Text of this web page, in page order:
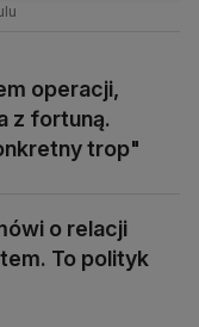
operacji,
z fortuną.
trop"
o relacji
To polityk